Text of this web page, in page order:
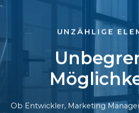
UNZÄHLIGE
Ob Entwickler, Marketing